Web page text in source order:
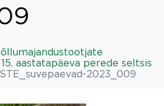
aastatapäeva perede seltsis
2023_009